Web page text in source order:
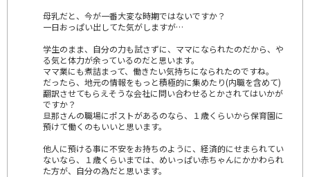
母乳だと、今が一番大変な時期ではないですか？
一日おっぱい出してた気がしますが…
学生のまま、自分の力も試さずに、ママになられたのだから、や
る気と体力が余っているのだと思います。
ママ業にも煮詰まって、働きたい気持ちになられたのですね。
だったら、地元の情報をもっと積極的に集めたり(内職を含めて)
翻訳させてもらえそうな会社に問い合わせるとかされてはいかが
ですか？
旦那さんの職場にポストがあるのなら、１歳くらいから保育園に
預けて働くのもいいと思います。
他人に預ける事に不安をお持ちのように、経済的にせまられてい
ないなら、１歳くらいまでは、めいっぱい赤ちゃんにかかわられ
た方が、自分の為だと思います。